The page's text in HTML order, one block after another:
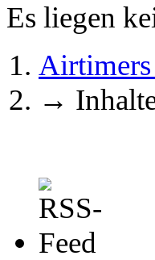
Es liegen
→